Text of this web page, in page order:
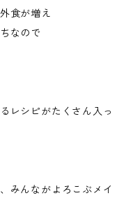
食が増え
なので
レシピがたくさん入っ
みんながよろこぶメイ